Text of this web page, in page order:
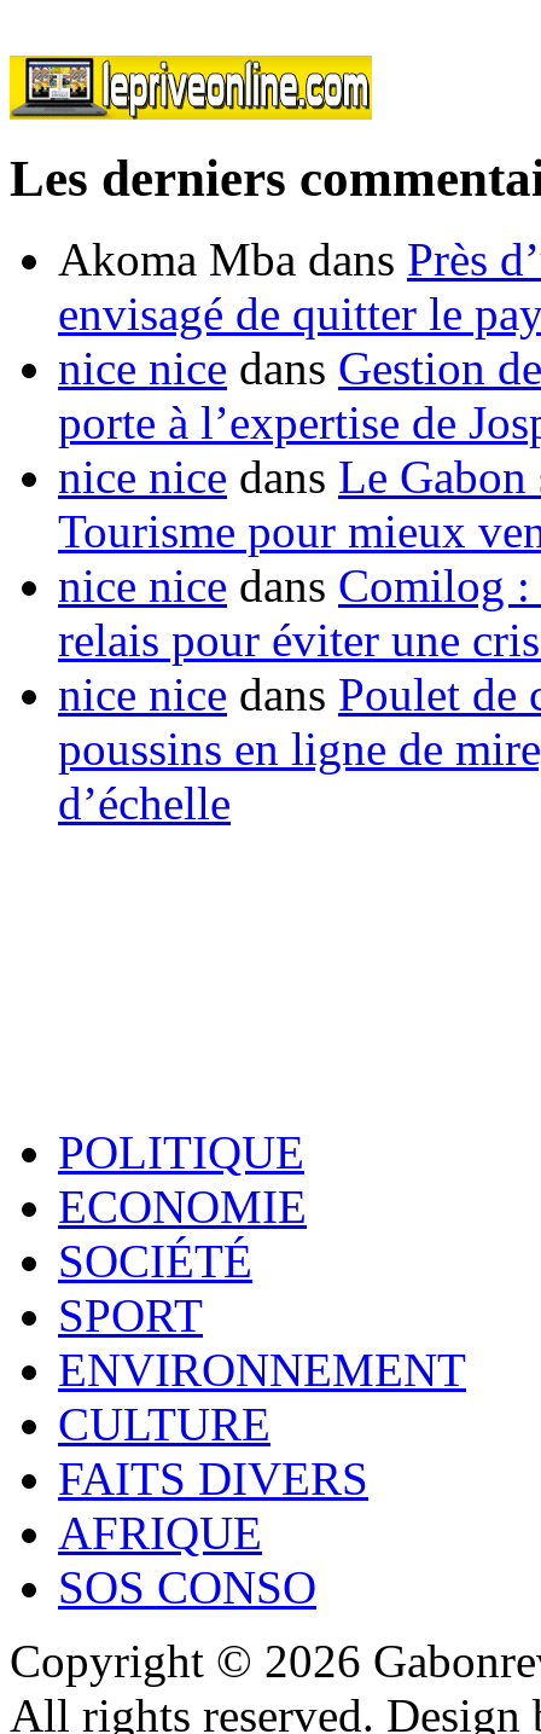
Les derniers
Akoma Mba dans Près
envisagé de quitter le
nice nice dans Gestion
porte à l’expertise de
nice nice dans Le Gabon
Tourisme pour mieux
nice nice dans Comilog :
relais pour éviter une
nice nice dans Poulet de
poussins en ligne de
d’échelle
POLITIQUE
ECONOMIE
SOCIÉTÉ
SPORT
ENVIRONNEMENT
CULTURE
FAITS DIVERS
AFRIQUE
SOS CONSO
Copyright © 2026
All rights reserved.